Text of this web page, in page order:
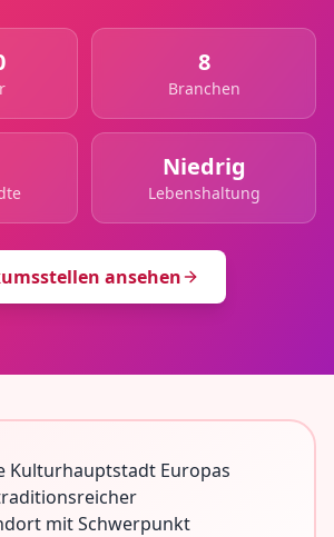
8
Branchen
Niedrig
Lebenshaltung
ansehen
Kulturhauptstadt Europas
mit Schwerpunkt